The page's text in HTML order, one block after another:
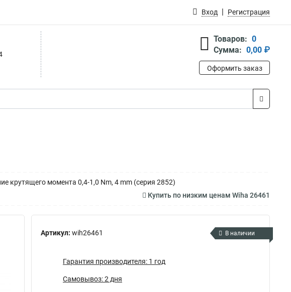
Вход Регистрация
Товаров: 0
Сумма: 0,00 ₽
Оформить заказ
крутящего момента 0,4-1,0 Nm, 4 mm (серия 2852)
Купить по низким ценам Wiha 26461
Артикул: wih26461 В наличии
Гарантия производителя: 1 год
Самовывоз: 2 дня